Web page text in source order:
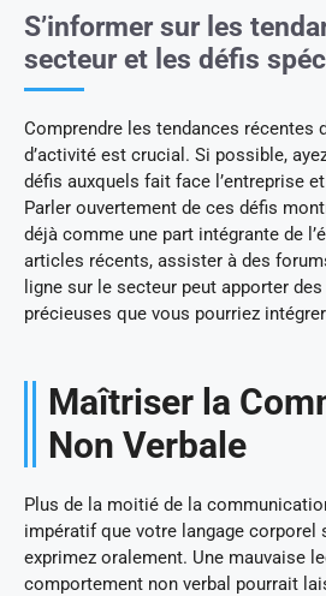
S’informer sur les
secteur et les défis
Comprendre les tendances récentes
d’activité est crucial. Si possible,
défis auxquels fait face l’entreprise
Parler ouvertement de ces défis
déjà comme une part intégrante de
articles récents, assister à des
ligne sur le secteur peut apporter
précieuses que vous pourriez
Maîtriser la
Non Verbale
Plus de la moitié de la
impératif que votre langage corporel
exprimez oralement. Une mauvaise
comportement non verbal pourrait